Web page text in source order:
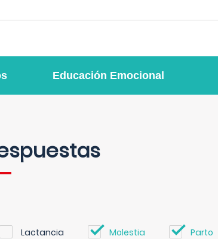
Educación Emocional
Lactancia Molestia Parto